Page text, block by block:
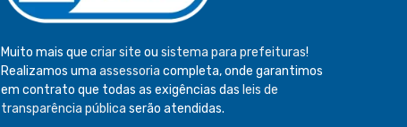
Muito mais que criar site ou sistema para prefeituras!
Realizamos uma assessoria completa, onde garantimos
em contrato que todas as exigências das leis de
transparência pública serão atendidas.